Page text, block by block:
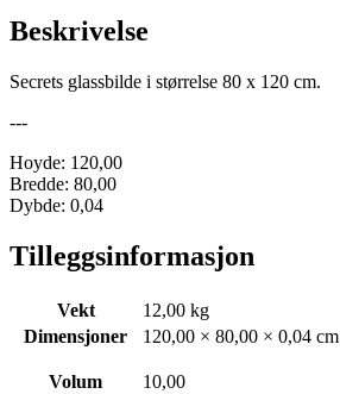
Beskrivelse
Secrets glassbilde i størrelse 80 x 120 cm.
---
Hoyde: 120,00
Bredde: 80,00
Dybde: 0,04
Tilleggsinformasjon
Vekt
12,00 kg
Dimensjoner
120,00 × 80,00 × 0,04 cm
Volum 10,00